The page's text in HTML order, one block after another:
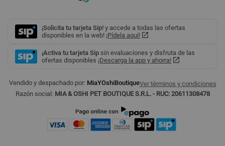
¡Solicita tu tarjeta Sip! y accede a todas las ofertas
disponibles en la web! ¡Pídela aquí!
¡Activa tu tarjeta Sip sin evaluaciones y disfruta de las
ofertas disponibles ¡Descarga la app y ahorra!
Vendido y despachado por: MiaYOshiBoutiqueVer términos y condiciones
Razón social: MIA & OSHI PET BOUTIQUE S.R.L. - RUC: 20611308478